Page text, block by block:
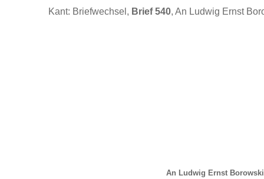
Kant: Briefwechsel, Brief 540, An Ludwig Ernst
An Ludwig Ernst